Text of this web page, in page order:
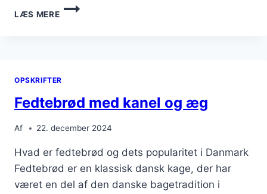
LÆS MERE
FULDENDT
FEDTEBRØD
OPSKRIFTER
Fedtebrød med kanel og æg
Af 22. december 2024
Hvad er fedtebrød og dets popularitet i Danmark
Fedtebrød er en klassisk dansk kage, der har
været en del af den danske bagetradition i